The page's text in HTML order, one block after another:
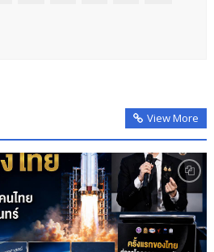
View More